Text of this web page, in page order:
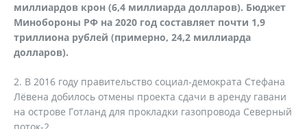
миллиардов крон (6,4 миллиарда долларов). Бюджет
Минобороны РФ на 2020 год составляет почти 1,9
триллиона рублей (примерно, 24,2 миллиарда
долларов).
2. В 2016 году правительство социал-демократа Стефана
Лёвена добилось отмены проекта сдачи в аренду гавани
на острове Готланд для прокладки газопровода Северный